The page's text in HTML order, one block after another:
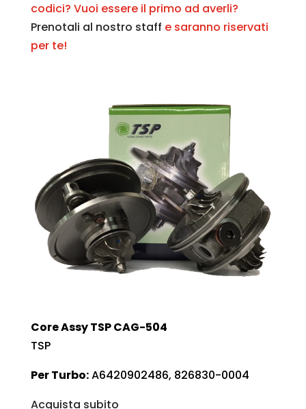
codici? Vuoi essere il primo ad averli?
Prenotali al nostro staff e saranno riservati
per te!
Core Assy TSP CAG-504
TSP
Per Turbo:A6420902486, 826830-0004
Acquista subito